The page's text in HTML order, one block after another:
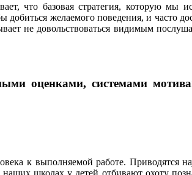
что базовая стратегия, которую мы
желаемого поведения, и часто
не довольствоваться видимым
оценками, системами
к выполняемой работе. Приводятся
школах у детей отбивают охоту